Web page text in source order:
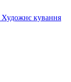
Художнє кування